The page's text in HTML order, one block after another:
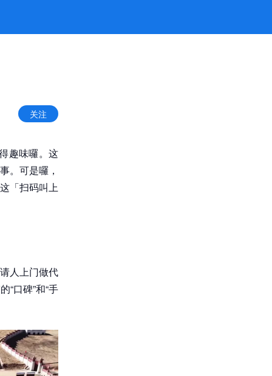
关注
趣味囉。这
。可是囉，
「扫码叫上
人上门做代
“口碑”和“手